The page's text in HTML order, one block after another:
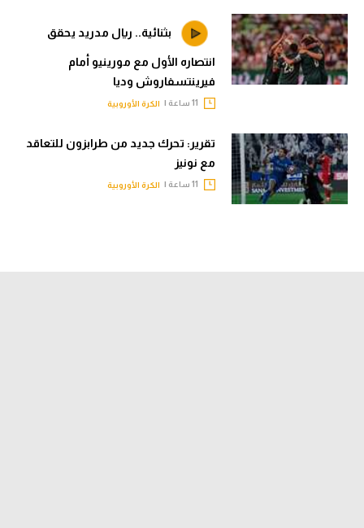
بثنائية.. ريال مدريد يحقق
انتصاره الأول مع مورينيو أمام
فيرينتسفاروش وديا
الكرة الأوروبية
تقرير: تحرك جديد من طرابزون للتعاقد
مع نونيز
الكرة الأوروبية